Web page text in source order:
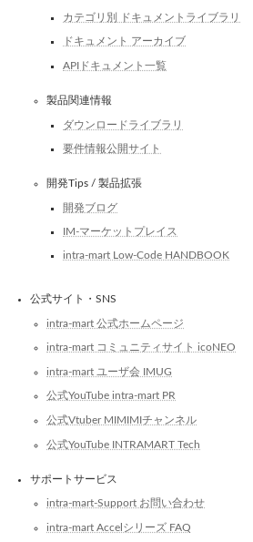
カテゴリ別 ドキュメントライブラリ
ドキュメント アーカイブ
APIドキュメント一覧
製品関連情報
ダウンロードライブラリ
要件情報公開サイト
開発Tips / 製品拡張
開発ブログ
IM-マーケットプレイス
intra-mart Low-Code HANDBOOK
公式サイト・SNS
intra-mart 公式ホームページ
intra-mart コミュニティサイト icoNEO
intra-mart ユーザ会 IMUG
公式YouTube intra-mart PR
公式Vtuber MIMIMIチャンネル
公式YouTube INTRAMART Tech
サポートサービス
intra-mart-Support お問い合わせ
intra-mart Accelシリーズ FAQ